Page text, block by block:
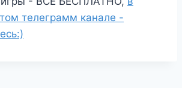
телеграмм канале -